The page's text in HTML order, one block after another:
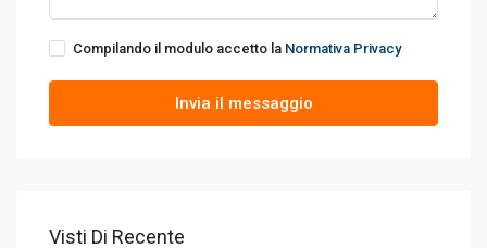
Compilando il modulo accetto la Normativa Privacy
Invia il messaggio
Visti Di Recente